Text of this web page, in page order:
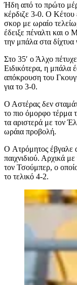
Ήδη από το πρώτο
κέρδιζε 3-0. Ο Κέτου
σκορ με ωραίο
έδειξε πέναλτι και ο
την μπάλα στα δίχτυα
Στο 35′ ο Άλχο
Ειδικότερα, η μπάλα
απόκρουση του
για το 3-0.
Ο Αστέρας δεν
το πιο όμορφο τέρμα
τα αριστερά με τον
ωράια προβολή.
O Ατρόμητος έβγαλε
παιχνιδιού. Αρχικά
τον Τσούμπερ, ο
το τελικό 4-2.